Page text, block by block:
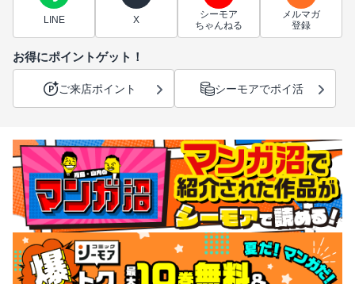
LINE X
シーモア
ちゃんねる
メルマガ
登録
お得にポイントゲット！
ご来店ポイント シーモアでポイ活